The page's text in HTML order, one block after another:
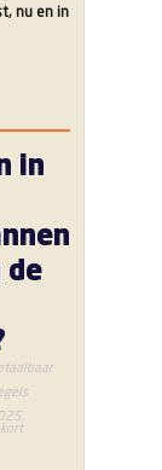
nu en in
in
de